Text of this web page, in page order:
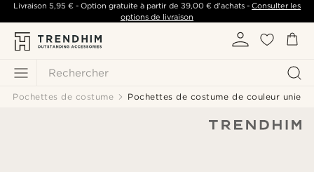
Rechercher
Livraison 5,95 €- Option gratuite à partir de 39,00 €d'achats -Consulter les
options de livraison
Pochettes de costume Pochettes de costume de couleur unie